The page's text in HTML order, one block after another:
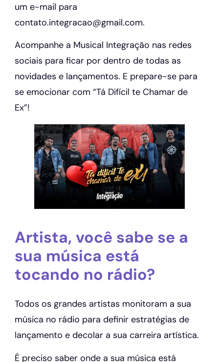
um e-mail para
contato.integracao@gmail.com.
Acompanhe a Musical Integração nas redes
sociais para ficar por dentro de todas as
novidades e lançamentos. E prepare-se para
se emocionar com “Tá Difícil te Chamar de
Ex”!
Artista, você sabe se a
sua música está
tocando no rádio?
Todos os grandes artistas monitoram a sua
música no rádio para definir estratégias de
lançamento e decolar a sua carreira artística.
É preciso saber onde a sua música está